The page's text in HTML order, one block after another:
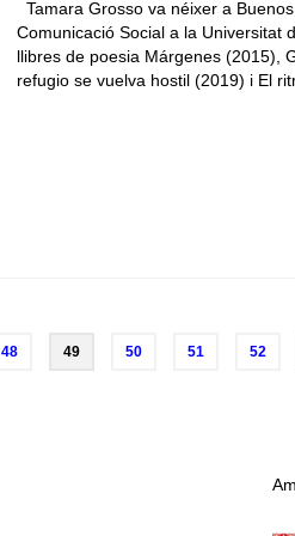
Tamara Grosso va néixer a
Comunicació Social a la Universitat
llibres de poesia Márgenes (2015),
refugio se vuelva hostil (2019) i El
48 49 50 51 52